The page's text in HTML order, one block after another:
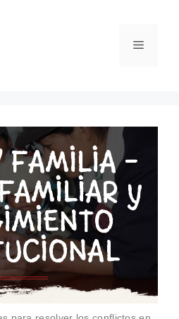
FAMILIA –
y